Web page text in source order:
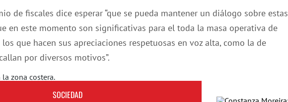
de fiscales dice esperar “que se pueda mantener un diálogo sobre estas
en este momento son significativas para el toda la masa operativa de
que hacen sus apreciaciones respetuosas en voz alta, como la de
por diversos motivos”.
SOCIEDAD